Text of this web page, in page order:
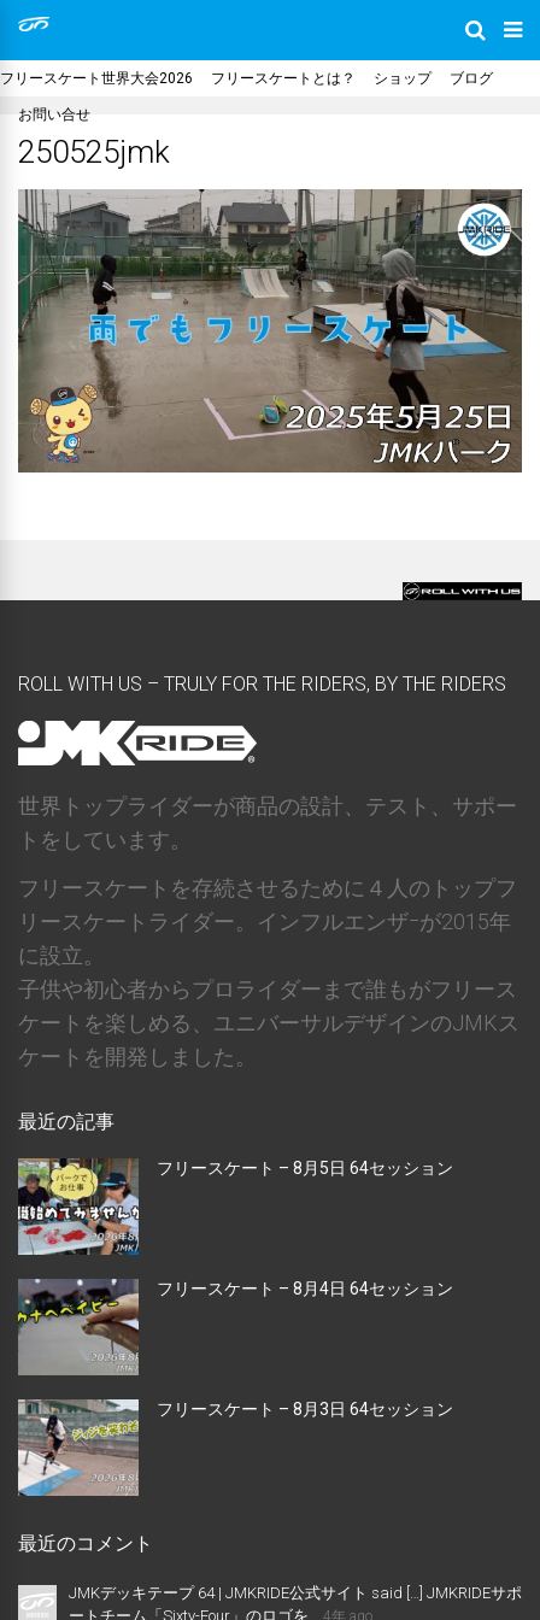
フリースケート世界大会2026 フリースケートとは？ ショップ ブログ
お問い合せ
250525jmk
ROLL WITH US – TRULY FOR THE RIDERS, BY THE RIDERS
世界トップライダーが商品の設計、テスト、サポー
トをしています。
フリースケートを存続させるために４人のトップフ
リースケートライダー。インフルエンザｰが2015年
に設立。
子供や初心者からプロライダーまで誰もがフリース
ケートを楽しめる、ユニバーサルデザインのJMKス
ケートを開発しました。
最近の記事
フリースケート – 8月5日 64セッション
フリースケート – 8月4日 64セッション
フリースケート – 8月3日 64セッション
最近のコメント
JMKデッキテープ 64 | JMKRIDE公式サイト said […] JMKRIDEサポ
ートチーム「Sixty-Four」のロゴを...
4年 ago